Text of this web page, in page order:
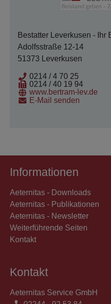
Bestatter Leverkusen - Ihr
Adolfsstraße 12-14
51373 Leverkusen
0214 / 4 70 25
0214 / 40 19 94
www.bertram-lev.de
E-Mail senden
Informationen
Aeternitas - Downloads
Aeternitas - Publikationen
Aeternitas - Newsletter
Weiterführende Seiten
Kontakt
Kontakt
Aeternitas Service GmbH